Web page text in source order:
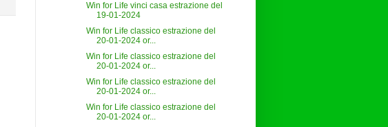
Win for Life vinci casa estrazione del
19-01-2024
Win for Life classico estrazione del
20-01-2024 or...
Win for Life classico estrazione del
20-01-2024 or...
Win for Life classico estrazione del
20-01-2024 or...
Win for Life classico estrazione del
20-01-2024 or...